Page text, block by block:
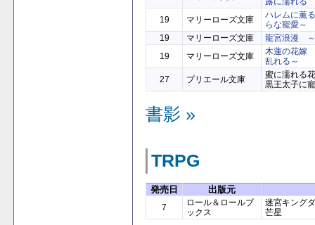
19
マリーローズ文庫
ハレムに薫
らな寵愛～
19
マリーローズ文庫
龍宮浪漫 ～
19
マリーローズ文庫
木蓮の花嫁
乱れる～
27
プリエール文庫
蜜に濡れる
黒王太子に
書影 »
TRPG
発売日 出版元
7
ロール＆ロールブ
ックス
迷宮キング
芒星